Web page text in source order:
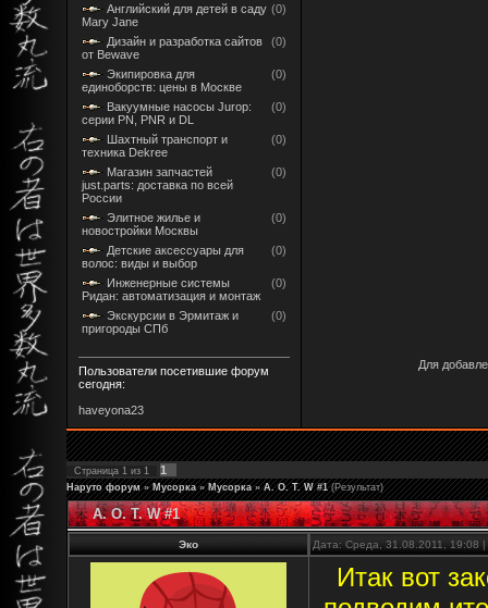
Английский для детей в саду
Mary Jane
(0)
Дизайн и разработка сайтов
от Bewave
(0)
Экипировка для
единоборств: цены в Москве
(0)
Вакуумные насосы Jurop:
серии PN, PNR и DL
(0)
Шахтный транспорт и
техника Dekree
(0)
Магазин запчастей
just.parts: доставка по всей
России
(0)
Элитное жилье и
новостройки Москвы
(0)
Детские аксессуары для
волос: виды и выбор
(0)
Инженерные системы
Ридан: автоматизация и монтаж
(0)
Экскурсии в Эрмитаж и
пригороды СПб
(0)
Пользователи посетившие форум
сегодня:
haveyona23
Для
Страница 1 из 1 1
Наруто форум » Мусорка » Мусорка » A. O. T. W #1 (Результат)
A. O. T. W #1
Эко Дата: Среда, 31.08.2011, 19:08
Итак вот